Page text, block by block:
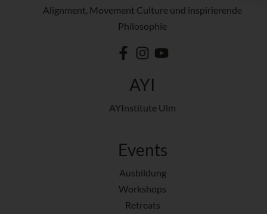
Alignment, Movement Culture und inspirierende
Philosophie
AYI
AYInstitute Ulm
Events
Ausbildung
Workshops
Retreats